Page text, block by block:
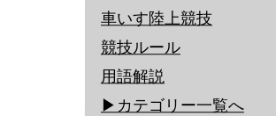
車いす陸上競技
競技ルール
用語解説
▶︎カテゴリー一覧へ